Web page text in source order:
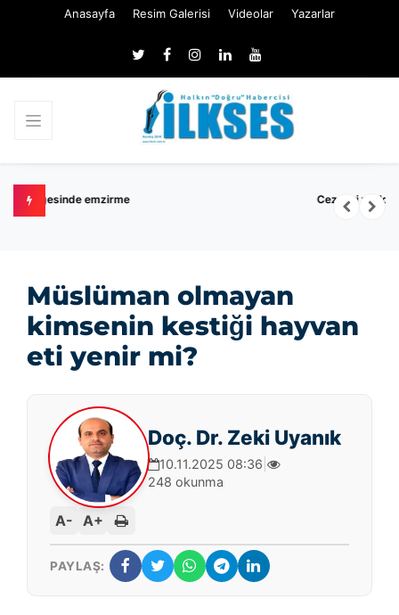
Anasayfa Resim Galerisi Videolar Yazarlar
Cezaevi yıkıldı, fareler mahallelere yayıldı
Müslüman olmayan
kimsenin kestiği hayvan
eti yenir mi?
Doç. Dr. Zeki Uyanık
10.11.2025 08:36
248 okunma
A- A+
PAYLAŞ: